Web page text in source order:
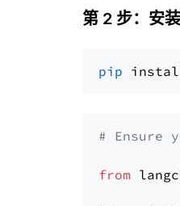
第 2 步：安
pip
# Ensure
from